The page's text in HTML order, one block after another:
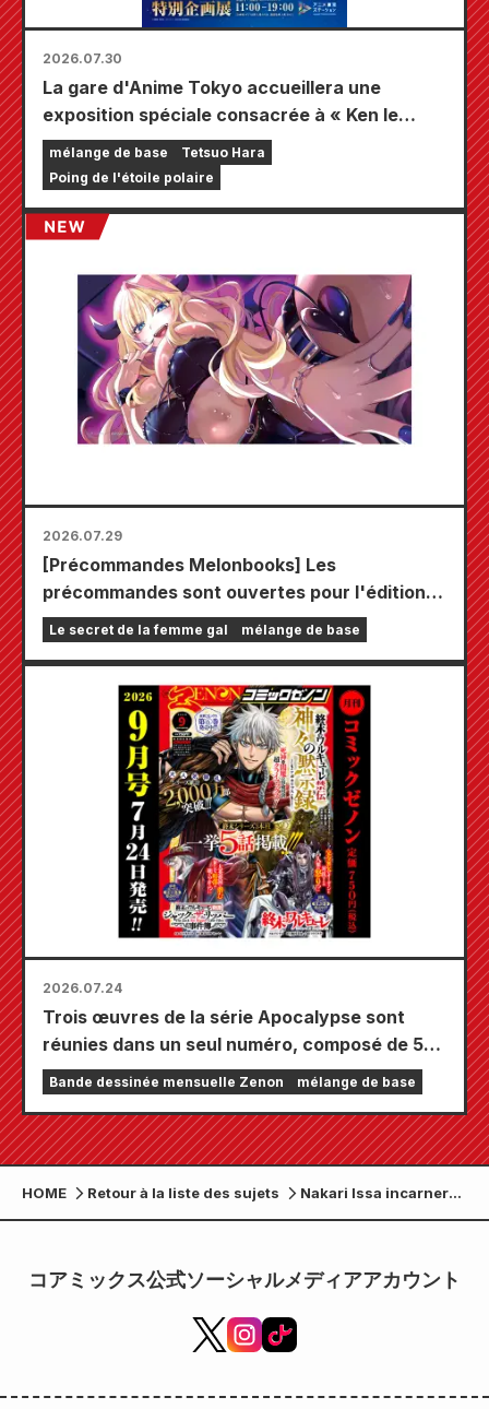
2026.07.30
La gare d'Anime Tokyo accueillera une
exposition spéciale consacrée à « Ken le
Survivant » !!
mélange de base
Tetsuo Hara
Poing de l'étoile polaire
2026.07.29
[Précommandes Melonbooks] Les
précommandes sont ouvertes pour l'édition
limitée comprenant un tapis de jeu spécial
orné d'une magnifique illustration de Fuyuki
Secret of the Gal Bride » sortira le 20
Le secret de la femme gal mélange de base
2026.07.24
Trois œuvres de la série Apocalypse sont
réunies dans un seul numéro, composé de 5
chapitres ! Le numéro de septembre 2026 de
« Monthly Comic Zenon » sera disponible le
24 juillet !
Bande dessinée mensuelle Zenon mélange de base
HOME Retour à la liste des sujets
Nakari Issa incarnera
une patiente dans le
Sunday Theatre ! Ce
コアミックス公式ソーシャルメディアアカウント